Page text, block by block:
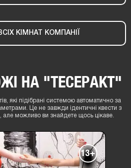
КІМНАТ КОМПАНІЇ
НА "ТЕСЕРАКТ"
які підібрані системою автоматично за
Це не завжди ідентичні квести з
але можливо ви знайдете щось цікаве.
13+